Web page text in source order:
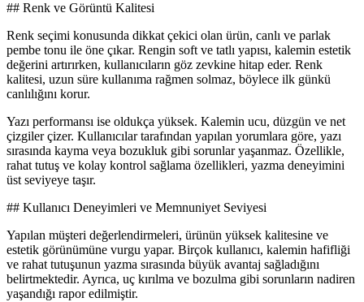
## Renk ve Görüntü Kalitesi
Renk seçimi konusunda dikkat çekici olan ürün, canlı ve parlak
pembe tonu ile öne çıkar. Rengin soft ve tatlı yapısı, kalemin estetik
değerini artırırken, kullanıcıların göz zevkine hitap eder. Renk
kalitesi, uzun süre kullanıma rağmen solmaz, böylece ilk günkü
canlılığını korur.
Yazı performansı ise oldukça yüksek. Kalemin ucu, düzgün ve net
çizgiler çizer. Kullanıcılar tarafından yapılan yorumlara göre, yazı
sırasında kayma veya bozukluk gibi sorunlar yaşanmaz. Özellikle,
rahat tutuş ve kolay kontrol sağlama özellikleri, yazma deneyimini
üst seviyeye taşır.
## Kullanıcı Deneyimleri ve Memnuniyet Seviyesi
Yapılan müşteri değerlendirmeleri, ürünün yüksek kalitesine ve
estetik görünümüne vurgu yapar. Birçok kullanıcı, kalemin hafifliği
ve rahat tutuşunun yazma sırasında büyük avantaj sağladığını
belirtmektedir. Ayrıca, uç kırılma ve bozulma gibi sorunların nadiren
yaşandığı rapor edilmiştir.